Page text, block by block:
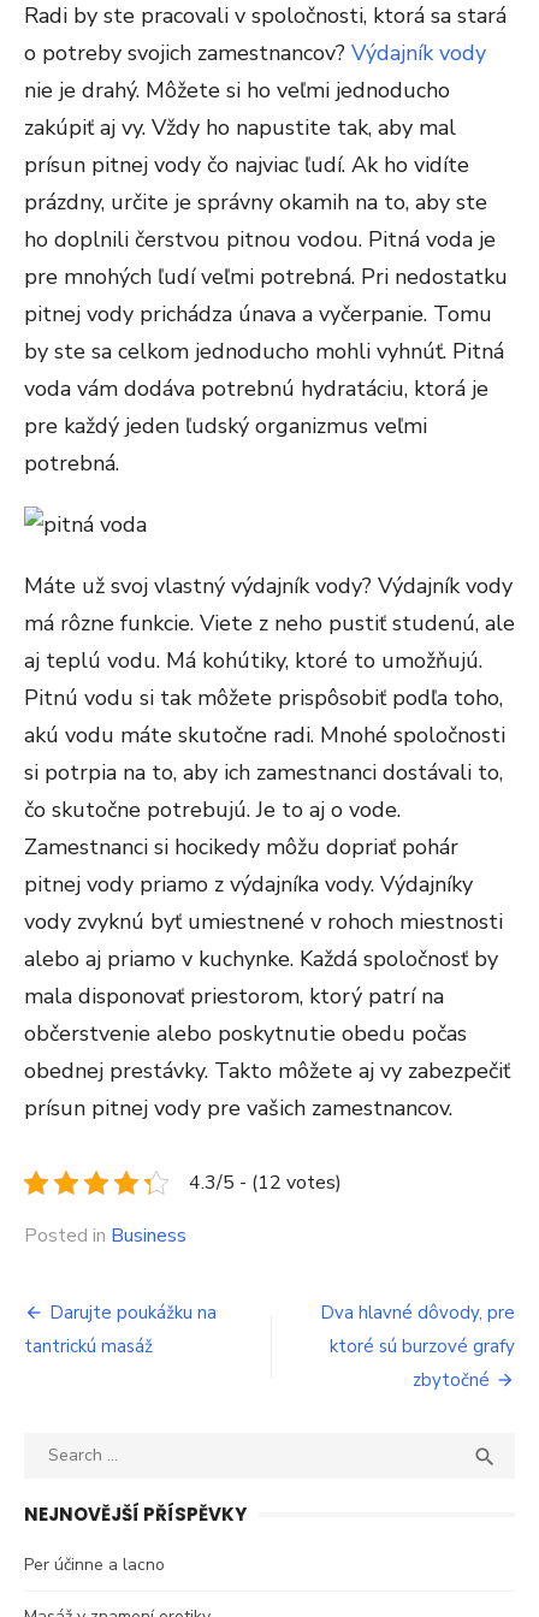
Radi by ste pracovali v spoločnosti, ktorá sa stará
o potreby svojich zamestnancov? Výdajník vody
nie je drahý. Môžete si ho veľmi jednoducho
zakúpiť aj vy. Vždy ho napustite tak, aby mal
prísun pitnej vody čo najviac ľudí. Ak ho vidíte
prázdny, určite je správny okamih na to, aby ste
ho doplnili čerstvou pitnou vodou. Pitná voda je
pre mnohých ľudí veľmi potrebná. Pri nedostatku
pitnej vody prichádza únava a vyčerpanie. Tomu
by ste sa celkom jednoducho mohli vyhnúť. Pitná
voda vám dodáva potrebnú hydratáciu, ktorá je
pre každý jeden ľudský organizmus veľmi
potrebná.
Máte už svoj vlastný výdajník vody? Výdajník vody
má rôzne funkcie. Viete z neho pustiť studenú, ale
aj teplú vodu. Má kohútiky, ktoré to umožňujú.
Pitnú vodu si tak môžete prispôsobiť podľa toho,
akú vodu máte skutočne radi. Mnohé spoločnosti
si potrpia na to, aby ich zamestnanci dostávali to,
čo skutočne potrebujú. Je to aj o vode.
Zamestnanci si hocikedy môžu dopriať pohár
pitnej vody priamo z výdajníka vody. Výdajníky
vody zvyknú byť umiestnené v rohoch miestnosti
alebo aj priamo v kuchynke. Každá spoločnosť by
mala disponovať priestorom, ktorý patrí na
občerstvenie alebo poskytnutie obedu počas
obednej prestávky. Takto môžete aj vy zabezpečiť
prísun pitnej vody pre vašich zamestnancov.
4.3/5 - (12 votes)
Posted in Business
Navigace
pro
Darujte poukážku na
tantrickú masáž
Dva hlavné dôvody, pre
ktoré sú burzové grafy
zbytočné
Search

NEJNOVĚJŠÍ PŘÍSPĚVKY
Per účinne a lacno